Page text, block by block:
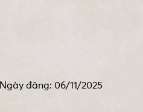
Ngày đăng: 06/11/2025